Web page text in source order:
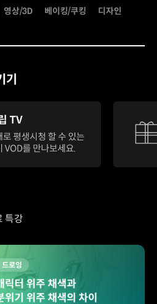
영상/3D 베이킹/쿠킹
디자인
특강